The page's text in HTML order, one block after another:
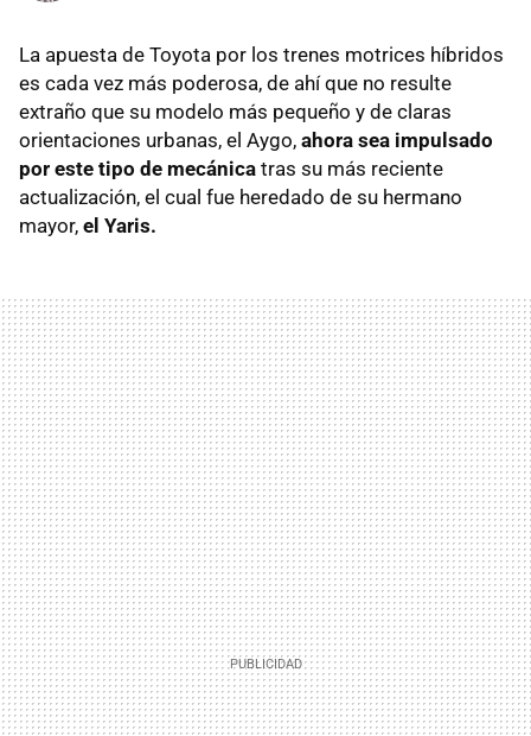
La apuesta de Toyota por los trenes motrices híbridos
es cada vez más poderosa, de ahí que no resulte
extraño que su modelo más pequeño y de claras
orientaciones urbanas, el Aygo, ahora sea impulsado
por este tipo de mecánica tras su más reciente
actualización, el cual fue heredado de su hermano
mayor, el Yaris.